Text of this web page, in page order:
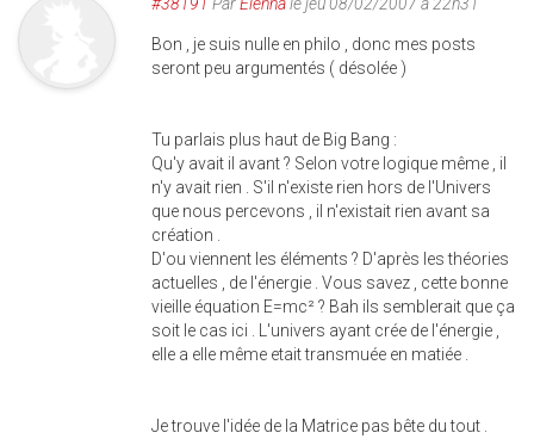
Bon , je suis nulle en philo , donc mes posts
seront peu argumentés ( désolée )
Tu parlais plus haut de Big Bang :
Qu'y avait il avant ? Selon votre logique même , il
n'y avait rien . S'il n'existe rien hors de l'Univers
que nous percevons , il n'existait rien avant sa
création .
D'ou viennent les éléments ? D'après les théories
actuelles , de l'énergie . Vous savez , cette bonne
vieille équation E=mc² ? Bah ils semblerait que ça
soit le cas ici . L'univers ayant crée de l'énergie ,
elle a elle même etait transmuée en matiée .
Je trouve l'idée de la Matrice pas bête du tout .